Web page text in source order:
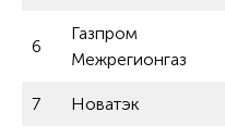
6
Газпром
Межрегионгаз
7 Новатэк